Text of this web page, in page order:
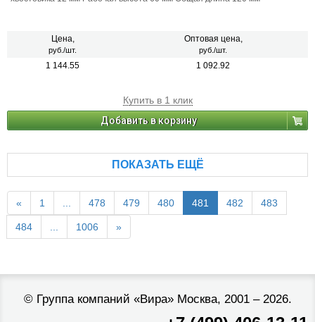
Цена,
руб./шт.
Оптовая цена,
руб./шт.
1 144.55 1 092.92
Купить в 1 клик
Добавить в корзину
ПОКАЗАТЬ ЕЩЁ
« 1 ... 478 479 480 481 482 483
484 ... 1006 »
© Группа компаний «Вира»Москва, 2001 – 2026.